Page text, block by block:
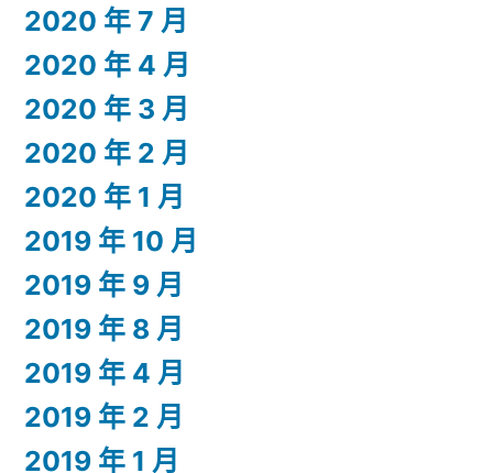
2020 年 7 月
2020 年 4 月
2020 年 3 月
2020 年 2 月
2020 年 1 月
2019 年 10 月
2019 年 9 月
2019 年 8 月
2019 年 4 月
2019 年 2 月
2019 年 1 月